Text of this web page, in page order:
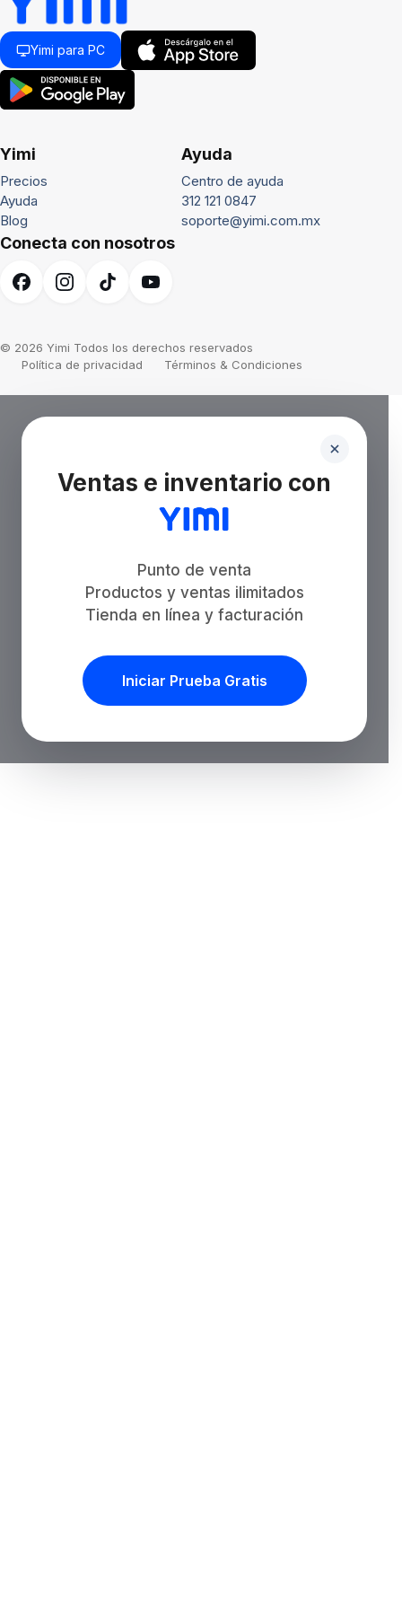
Yimi para PC
Yimi
Precios
Ayuda
Blog
Ayuda
Centro de ayuda
312 121 0847
soporte@yimi.com.mx
Conecta con nosotros
© 2026 Yimi Todos los derechos reservados
Política de privacidad
Términos & Condiciones
Ventas e inventario con
Punto de venta
Productos y ventas ilimitados
Tienda en línea y facturación
Iniciar Prueba Gratis